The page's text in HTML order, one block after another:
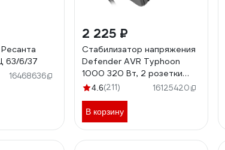
63/6/37
16468636
2 225 ₽
Стабилизатор напряжения
Defender AVR Typhoon
1000 320 Вт, 2 розетки
99033
4.6(211) 16125420
В корзину